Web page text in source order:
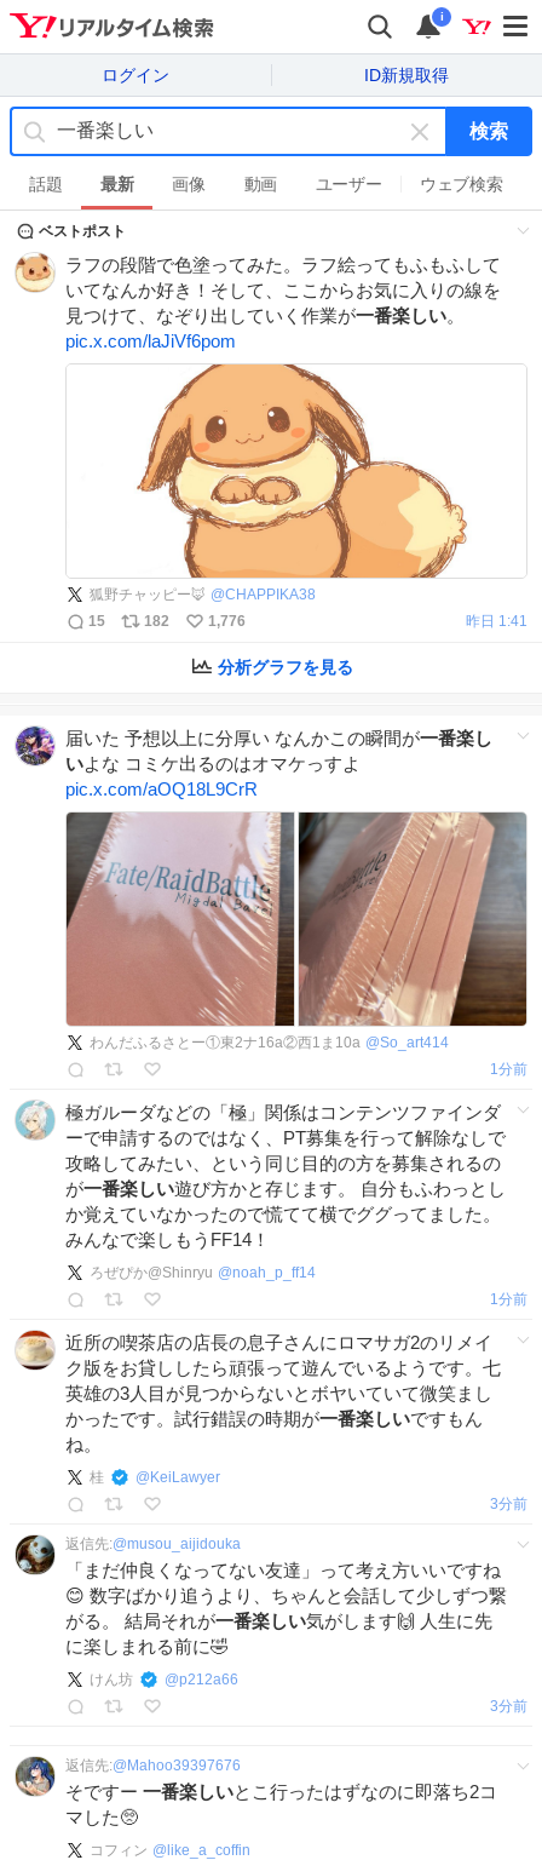
i
ログイン ID新規取得
キ
ー
ワ
ド
を
消
検索
話題 最新 画像 動画 ユーザー ウェブ検索
ベストポスト
ラフの段階で色塗ってみた。ラフ絵ってもふもふして
いてなんか好き！そして、ここからお気に入りの線を
見つけて、なぞり出していく作業が一番楽しい。
pic.x.com/laJiVf6pom
狐野チャッピー🦊 @CHAPPIKA38
15
182 1,776 昨日 1:41
分析グラフを見る
届いた 予想以上に分厚い なんかこの瞬間が一番楽し
いよな コミケ出るのはオマケっすよ
pic.x.com/aOQ18L9CrR
わんだふるさとー①東2ナ16a②西1ま10a @So_art414
1分前
極ガルーダなどの「極」関係はコンテンツファインダ
ーで申請するのではなく、PT募集を行って解除なしで
攻略してみたい、という同じ目的の方を募集されるの
が一番楽しい遊び方かと存じます。 自分もふわっとし
か覚えていなかったので慌てて横でググってました。
みんなで楽しもうFF14！
ろぜぴか@Shinryu @noah_p_ff14
2分前
近所の喫茶店の店長の息子さんにロマサガ2のリメイ
ク版をお貸ししたら頑張って遊んでいるようです。七
英雄の3人目が見つからないとボヤいていて微笑まし
かったです。試行錯誤の時期が一番楽しいですもん
ね。
桂 @ KeiLawyer
3分前
返信先:@musou_aijidouka
「まだ仲良くなってない友達」って考え方いいですね
😊 数字ばかり追うより、ちゃんと会話して少しずつ繋
がる。 結局それが一番楽しい気がします🙌 人生に先
に楽しまれる前に🤣
けん坊 @p212a66
4分前
返信先:@ Mahoo39397676
そですー 一番楽しいとこ行ったはずなのに即落ち2コ
マした🥺
コフィン @ like_a_coffin